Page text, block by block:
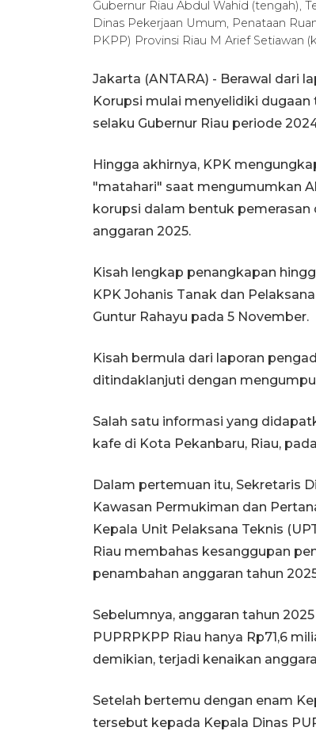
Gubernur Riau Abdul Wahid (tengah),
Dinas Pekerjaan Umum, Penataan
PKPP) Provinsi Riau M Arief Setiawan
Jakarta (ANTARA) - Berawal dari
Korupsi mulai menyelidiki
selaku Gubernur Riau periode
Hingga akhirnya, KPK
"matahari" saat mengumumkan
korupsi dalam bentuk pemerasan
anggaran 2025.
Kisah lengkap penangkapan
KPK Johanis Tanak dan
Guntur Rahayu pada 5 November.
Kisah bermula dari laporan
ditindaklanjuti dengan
Salah satu informasi yang
kafe di Kota Pekanbaru, Riau,
Dalam pertemuan itu, Sekretaris
Kawasan Permukiman dan
Kepala Unit Pelaksana Teknis
Riau membahas kesanggupan
penambahan anggaran tahun
Sebelumnya, anggaran tahun
PUPRPKPP Riau hanya Rp71,6
demikian, terjadi kenaikan
Setelah bertemu dengan enam
tersebut kepada Kepala Dinas